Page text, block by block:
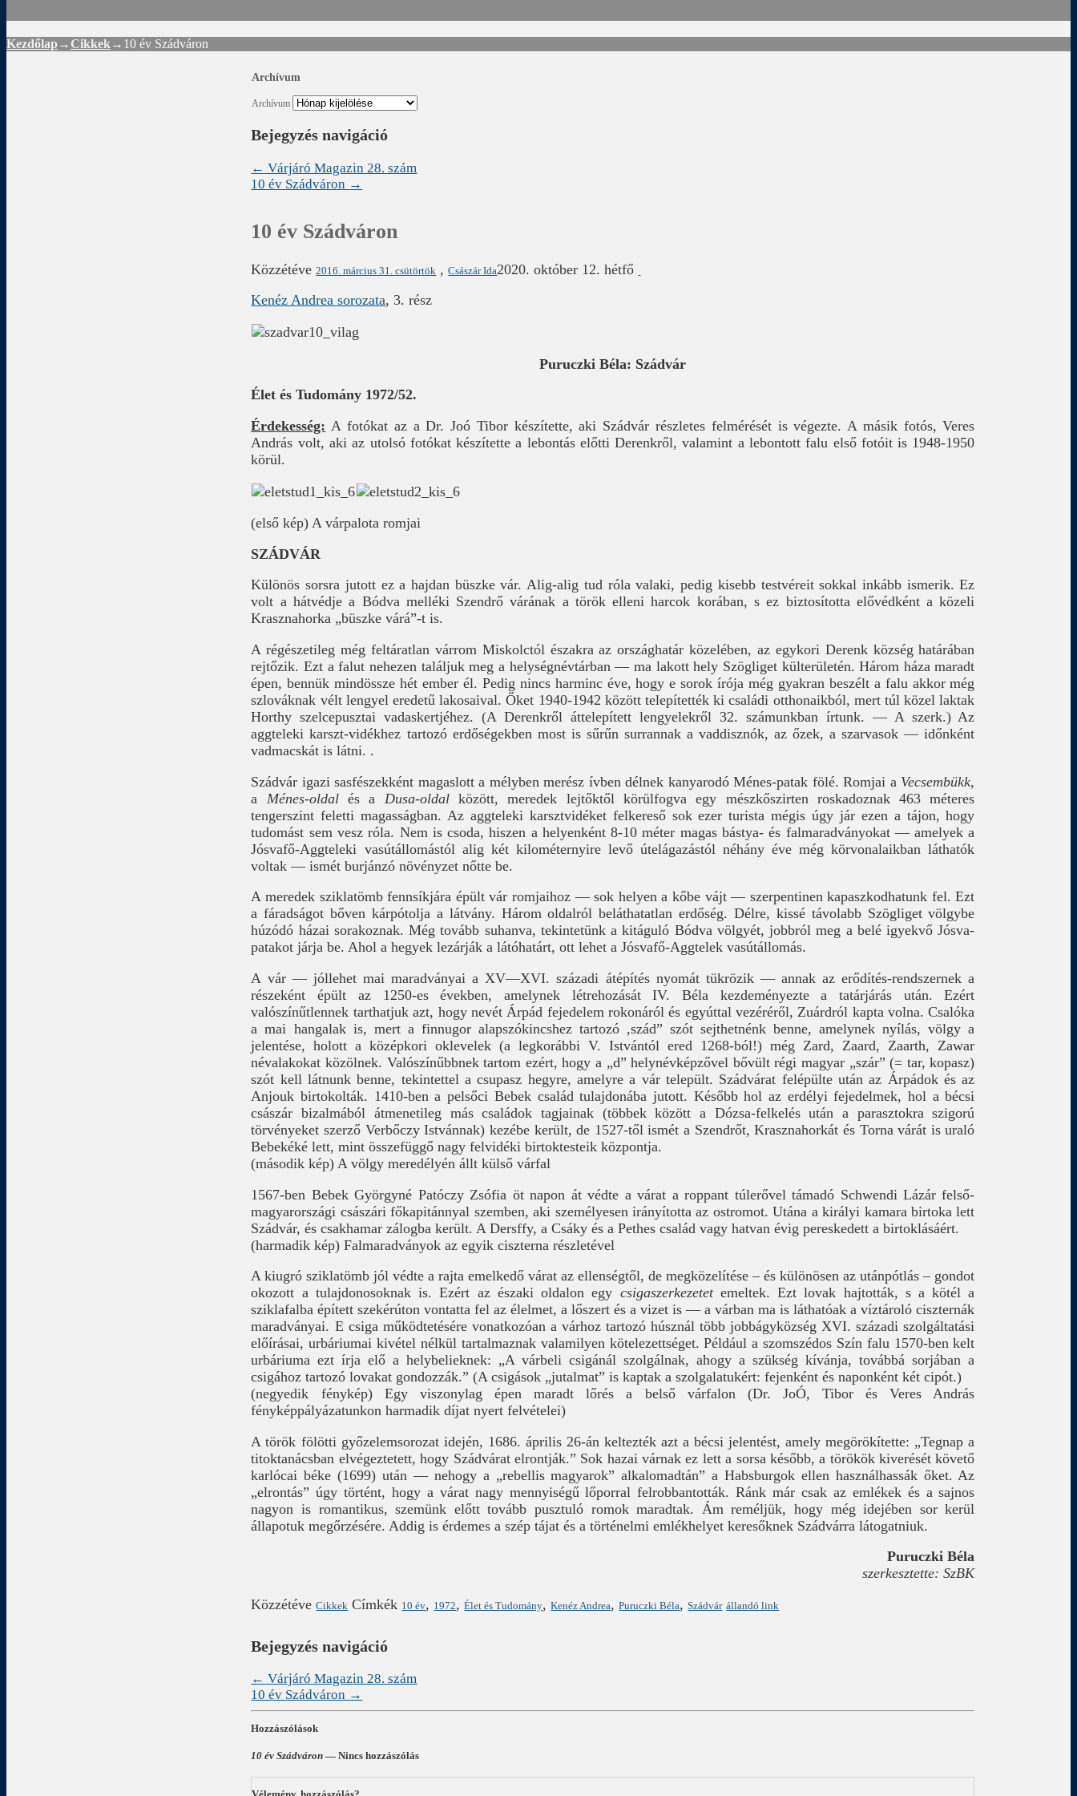
Kezdőlap → Cikkek → 10 év Szádváron
Archívum
Archívum
Bejegyzés navigáció
← Várjáró Magazin 28. szám
10 év Szádváron →
10 év Szádváron
Közzétéve2016. március 31. csütörtök ,Császár Ida2020. október 12. hétfő
Kenéz Andrea sorozata, 3. rész
Puruczki Béla: Szádvár
Élet és Tudomány 1972/52.
Érdekesség: A fotókat az a Dr. Joó Tibor készítette, aki Szádvár részletes felmérését is végezte. A másik fotós, Veres
András volt, aki az utolsó fotókat készítette a lebontás előtti Derenkről, valamint a lebontott falu első fotóit is 1948-1950
körül.
(első kép) A várpalota romjai
SZÁDVÁR
Különös sorsra jutott ez a hajdan büszke vár. Alig-alig tud róla valaki, pedig kisebb testvéreit sokkal inkább ismerik. Ez
volt a hátvédje a Bódva melléki Szendrő várának a török elleni harcok korában, s ez biztosította elővédként a közeli
Krasznahorka „büszke várá”-t is.
A régészetileg még feltáratlan várrom Miskolctól északra az országhatár közelében, az egykori Derenk község határában
rejtőzik. Ezt a falut nehezen találjuk meg a helységnévtárban — ma lakott hely Szögliget külterületén. Három háza maradt
épen, bennük mindössze hét ember él. Pedig nincs harminc éve, hogy e sorok írója még gyakran beszélt a falu akkor még
szlováknak vélt lengyel eredetű lakosaival. Őket 1940-1942 között telepítették ki családi otthonaikból, mert túl közel laktak
Horthy szelcepusztai vadaskertjéhez. (A Derenkről áttelepített lengyelekről 32. számunkban írtunk. — A szerk.) Az
aggteleki karszt-vidékhez tartozó erdőségekben most is sűrűn surrannak a vaddisznók, az őzek, a szarvasok — időnként
vadmacskát is látni. .
Szádvár igazi sasfészekként magaslott a mélyben merész ívben délnek kanyarodó Ménes-patak fölé. Romjai a Vecsembükk,
a Ménes-oldalés a Dusa-oldalközött, meredek lejtőktől körülfogva egy mészkőszirten roskadoznak 463 méteres
tengerszint feletti magasságban. Az aggteleki karsztvidéket felkereső sok ezer turista mégis úgy jár ezen a tájon, hogy
tudomást sem vesz róla. Nem is csoda, hiszen a helyenként 8-10 méter magas bástya- és falmaradványokat — amelyek a
Jósvafő-Aggteleki vasútállomástól alig két kilométernyire levő útelágazástól néhány éve még körvonalaikban láthatók
voltak — ismét burjánzó növényzet nőtte be.
A meredek sziklatömb fennsíkjára épült vár romjaihoz — sok helyen a kőbe vájt — szerpentinen kapaszkodhatunk fel. Ezt
a fáradságot bőven kárpótolja a látvány. Három oldalról beláthatatlan erdőség. Délre, kissé távolabb Szögliget völgybe
húzódó házai sorakoznak. Még tovább suhanva, tekintetünk a kitáguló Bódva völgyét, jobbról meg a belé igyekvő Jósva-
patakot járja be. Ahol a hegyek lezárják a látóhatárt, ott lehet a Jósvafő-Aggtelek vasútállomás.
A vár — jóllehet mai maradványai a XV—XVI. századi átépítés nyomát tükrözik — annak az erődítés-rendszernek a
részeként épült az 1250-es években, amelynek létrehozását IV. Béla kezdeményezte a tatárjárás után. Ezért
valószínűtlennek tarthatjuk azt, hogy nevét Árpád fejedelem rokonáról és egyúttal vezéréről, Zuárdról kapta volna. Csalóka
a mai hangalak is, mert a finnugor alapszókincshez tartozó ,szád” szót sejthetnénk benne, amelynek nyílás, völgy a
jelentése, holott a középkori oklevelek (a legkorábbi V. Istvántól ered 1268-ból!) még Zard, Zaard, Zaarth, Zawar
névalakokat közölnek. Valószínűbbnek tartom ezért, hogy a „d” helynévképzővel bővült régi magyar „szár” (= tar, kopasz)
szót kell látnunk benne, tekintettel a csupasz hegyre, amelyre a vár települt. Szádvárat felépülte után az Árpádok és az
Anjouk birtokolták. 1410-ben a pelsőci Bebek család tulajdonába jutott. Később hol az erdélyi fejedelmek, hol a bécsi
császár bizalmából átmenetileg más családok tagjainak (többek között a Dózsa-felkelés után a parasztokra szigorú
törvényeket szerző Verbőczy Istvánnak) kezébe került, de 1527-től ismét a Szendrőt, Krasznahorkát és Torna várát is uraló
Bebekéké lett, mint összefüggő nagy felvidéki birtoktesteik központja.
(második kép) A völgy meredélyén állt külső várfal
1567-ben Bebek Györgyné Patóczy Zsófia öt napon át védte a várat a roppant túlerővel támadó Schwendi Lázár felső-
magyarországi császári főkapitánnyal szemben, aki személyesen irányította az ostromot. Utána a királyi kamara birtoka lett
Szádvár, és csakhamar zálogba került. A Dersffy, a Csáky és a Pethes család vagy hatvan évig pereskedett a birtoklásáért.
(harmadik kép) Falmaradványok az egyik ciszterna részletével
A kiugró sziklatömb jól védte a rajta emelkedő várat az ellenségtől, de megközelítése – és különösen az utánpótlás – gondot
okozott a tulajdonosoknak is. Ezért az északi oldalon egy csigaszerkezetetemeltek. Ezt lovak hajtották, s a kötél a
sziklafalba épített szekérúton vontatta fel az élelmet, a lőszert és a vizet is — a várban ma is láthatóak a víztároló ciszternák
maradványai. E csiga működtetésére vonatkozóan a várhoz tartozó húsznál több jobbágyközség XVI. századi szolgáltatási
előírásai, urbáriumai kivétel nélkül tartalmaznak valamilyen kötelezettséget. Például a szomszédos Szín falu 1570-ben kelt
urbáriuma ezt írja elő a helybelieknek: „A várbeli csigánál szolgálnak, ahogy a szükség kívánja, továbbá sorjában a
csigához tartozó lovakat gondozzák.” (A csigások „jutalmat” is kaptak a szolgalatukért: fejenként és naponként két cipót.)
(negyedik fénykép) Egy viszonylag épen maradt lőrés a belső várfalon (Dr. JoÓ, Tibor és Veres András
fényképpályázatunkon harmadik díjat nyert felvételei)
A török fölötti győzelemsorozat idején, 1686. április 26-án keltezték azt a bécsi jelentést, amely megörökítette: „Tegnap a
titoktanácsban elvégeztetett, hogy Szádvárat elrontják.” Sok hazai várnak ez lett a sorsa később, a törökök kiverését követő
karlócai béke (1699) után — nehogy a „rebellis magyarok” alkalomadtán” a Habsburgok ellen használhassák őket. Az
„elrontás” úgy történt, hogy a várat nagy mennyiségű lőporral felrobbantották. Ránk már csak az emlékek és a sajnos
nagyon is romantikus, szemünk előtt tovább pusztuló romok maradtak. Ám reméljük, hogy még idejében sor kerül
állapotuk megőrzésére. Addig is érdemes a szép tájat és a történelmi emlékhelyet keresőknek Szádvárra látogatniuk.
Puruczki Béla
szerkesztette: SzBK
Közzétéve Cikkek Címkék 10 év, 1972,Élet és Tudomány,Kenéz Andrea,Puruczki Béla,Szádvár állandó link
Bejegyzés navigáció
← Várjáró Magazin 28. szám
10 év Szádváron →
Hozzászólások
10 év Szádváron — Nincs hozzászólás